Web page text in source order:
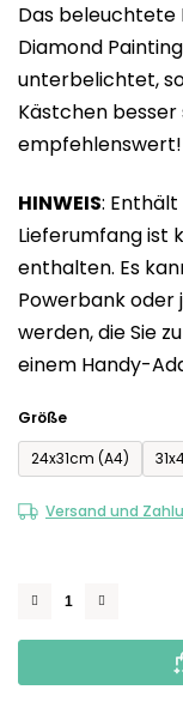
Das beleuchtete
Diamond
unterbelichtet,
Kästchen besser
empfehlenswert!
HINWEIS:
Lieferumfang ist
enthalten. Es
Powerbank oder
werden, die Sie
einem Handy-
Größe
24x31cm (A4)
Versand und
ist
0,0
von
5